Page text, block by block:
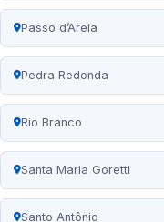
Passo d’Areia
Pedra Redonda
Rio Branco
Santa Maria Goretti
Santo Antônio